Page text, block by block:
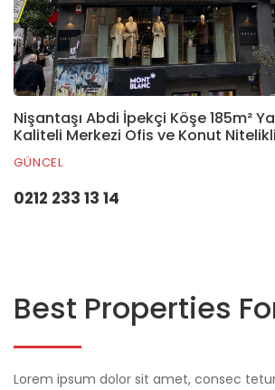
Nişantaşı Abdi İpekçi Köşe 185m²
Kaliteli Merkezi Ofis ve Konut
GÜNCEL
0212 233 13 14
Best Properties
Lorem ipsum dolor sit amet, consec